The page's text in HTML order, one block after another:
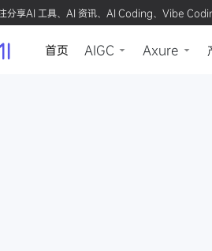
分享AI 工具、AI 资讯、AI Coding、Vibe
首页 AIGC Axure